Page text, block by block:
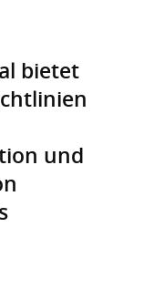
bietet
und